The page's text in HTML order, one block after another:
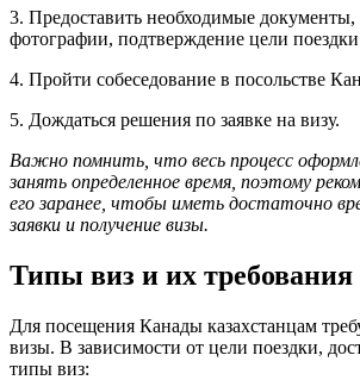
3. Предоставить необходимые документы,
фотографии, подтверждение цели
4. Пройти собеседование в посольстве
5. Дождаться решения по заявке на визу.
Важно помнить, что весь процесс
занять определенное время, поэтому
его заранее, чтобы иметь достаточно
заявки и получение визы.
Типы виз и их требования
Для посещения Канады казахстанцам
визы. В зависимости от цели поездки,
типы виз: